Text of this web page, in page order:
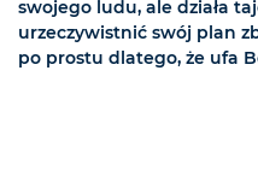
swojego ludu, ale działa
urzeczywistnić swój plan
po prostu dlatego, że ufa